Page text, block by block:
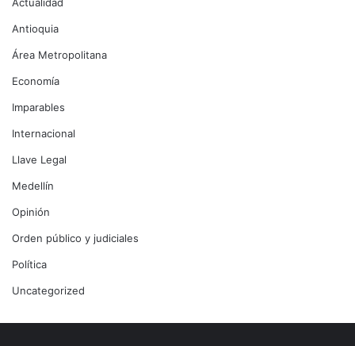
Actualidad
Antioquia
Área Metropolitana
Economía
Imparables
Internacional
Llave Legal
Medellín
Opinión
Orden público y judiciales
Política
Uncategorized